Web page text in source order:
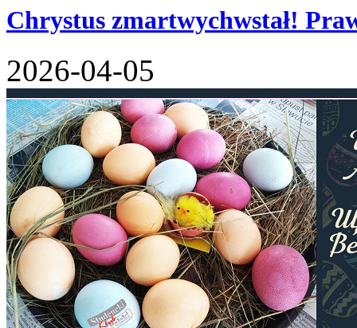
Chrystus zmartwychwstał!
2026-04-05